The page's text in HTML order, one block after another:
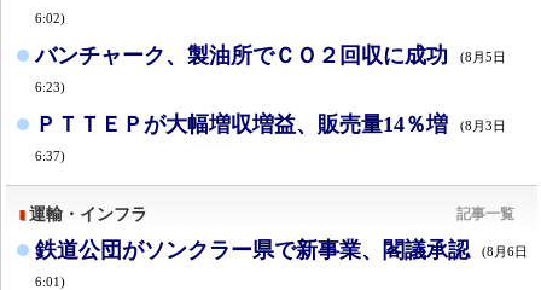
6:02)
バンチャーク、製油所でＣＯ２回収に成功 (8月5日
6:23)
ＰＴＴＥＰが大幅増収増益、販売量14％増 (8月3日
6:37)
運輸・インフラ 記事一覧
鉄道公団がソンクラー県で新事業、閣議承認 (8月6日
6:01)